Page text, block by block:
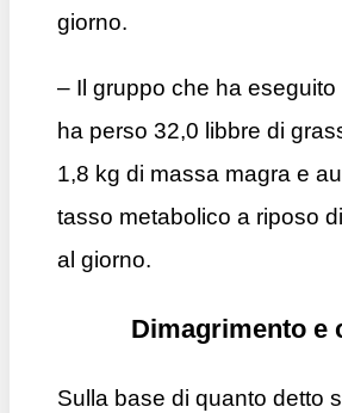
giorno.
– Il gruppo che ha
ha perso 32,0 libbre di
1,8 kg di massa magra e
tasso metabolico a riposo
al giorno.
Dimagrimento e
Sulla base di quanto detto